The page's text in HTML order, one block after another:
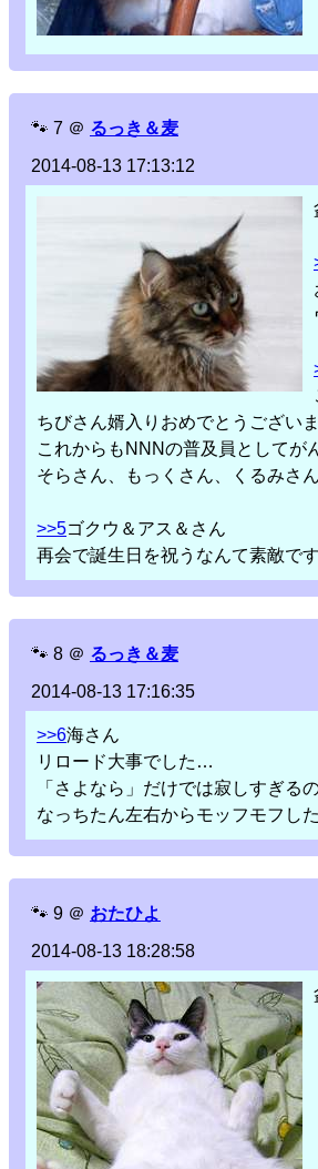
🐾 7 ＠ るっき＆麦
2014-08-13 17:13:12
ちびさん婿入りおめでとうございま
これからもNNNの普及員としてが
そらさん、もっくさん、くるみさ
>>5ゴクウ＆アス＆さん
再会で誕生日を祝うなんて素敵です
🐾 8 ＠ るっき＆麦
2014-08-13 17:16:35
>>6海さん
リロード大事でした…
「さよなら」だけでは寂しすぎる
なっちたん左右からモッフモフした
🐾 9 ＠ おたひよ
2014-08-13 18:28:58